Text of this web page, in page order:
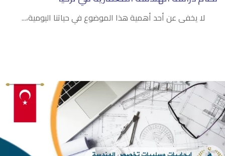
لا يخفى عن أحد أهمية هذا الموضوع في حياتنا اليومية،...